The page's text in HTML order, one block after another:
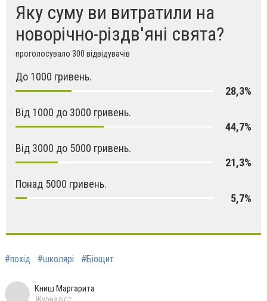
Яку суму ви витратили на
новорічно-різдв'яні свята?
проголосувало 300 відвідувачів
До 1000 гривень.
28,3%
Від 1000 до 3000 гривень.
44,7%
Від 3000 до 5000 гривень.
21,3%
Понад 5000 гривень.
5,7%
#похід #школярі #Біощит
Книш Маргарита